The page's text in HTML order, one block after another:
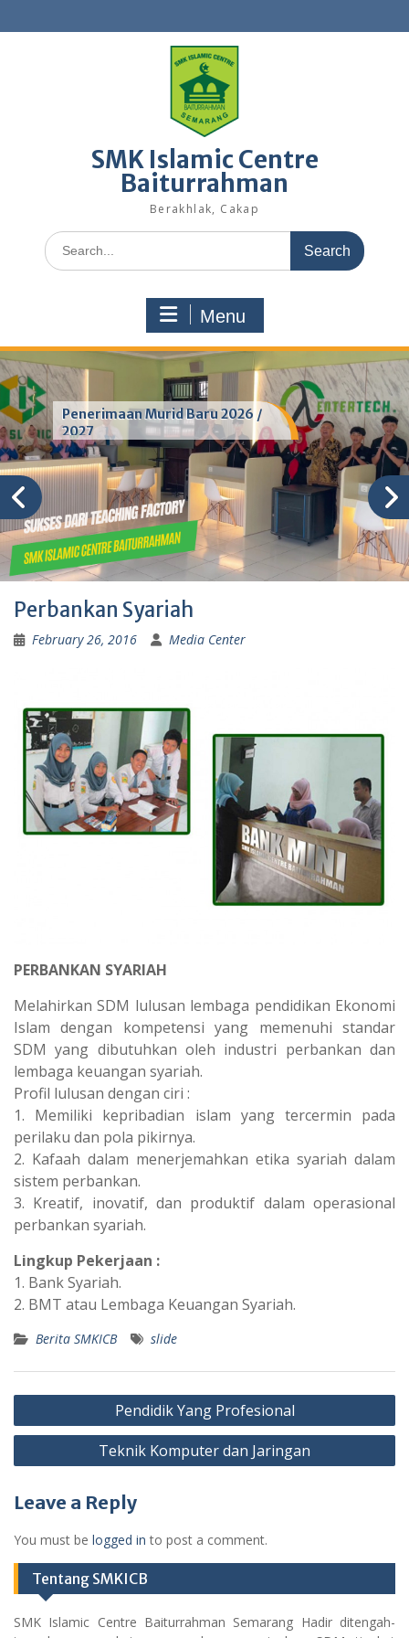
to
SMK Islamic Centre
Baiturrahman
Berakhlak, Cakap
Search
for:
Menu
Penerimaan Murid Baru 2026 /
2027
Perbankan Syariah
February 26, 2016 Media Center
PERBANKAN SYARIAH
Melahirkan SDM lulusan lembaga pendidikan Ekonomi
Islam dengan kompetensi yang memenuhi standar
SDM yang dibutuhkan oleh industri perbankan dan
lembaga keuangan syariah.
Profil lulusan dengan ciri :
1. Memiliki kepribadian islam yang tercermin pada
perilaku dan pola pikirnya.
2. Kafaah dalam menerjemahkan etika syariah dalam
sistem perbankan.
3. Kreatif, inovatif, dan produktif dalam operasional
perbankan syariah.
Lingkup Pekerjaan :
1. Bank Syariah.
2. BMT atau Lembaga Keuangan Syariah.
Berita SMKICB slide
Post
navigation
Pendidik Yang Profesional
Teknik Komputer dan Jaringan
Leave a Reply
You must be logged in to post a comment.
Tentang SMKICB
SMK Islamic Centre Baiturrahman Semarang Hadir ditengah-